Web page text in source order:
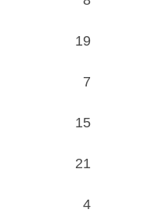
19
7
15
21
4